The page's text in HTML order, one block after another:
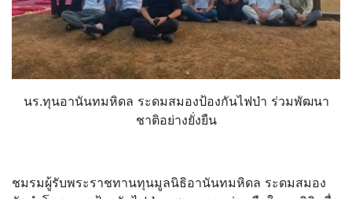
นร.ทุนอานันทมหิดล ระดมสมองป้องกันไฟป่า ร่วมพัฒนา
ชาติอย่างยั่งยืน
ชมรมผู้รับพระราชทานทุนมูลนิธิอานันทมหิดล ระดมสมอง